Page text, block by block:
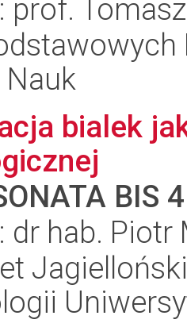
prof.
bialek
BIS 4
dr hab. Piotr